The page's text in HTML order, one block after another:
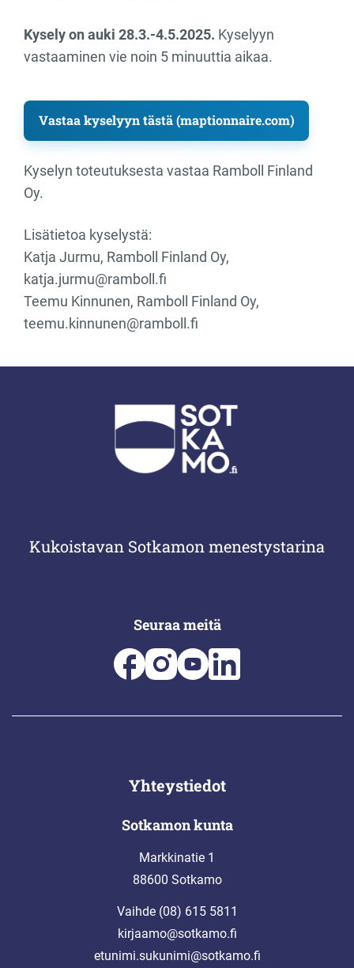
Kysely on auki 28.3.-4.5.2025. Kyselyyn
vastaaminen vie noin 5 minuuttia aikaa.
Vastaa kyselyyn tästä (maptionnaire.com)
Kyselyn toteutuksesta vastaa Ramboll Finland
Oy.
Lisätietoa kyselystä:
Katja Jurmu, Ramboll Finland Oy,
katja.jurmu@ramboll.fi
Teemu Kinnunen, Ramboll Finland Oy,
teemu.kinnunen@ramboll.fi
Kukoistavan Sotkamon menestystarina
Seuraa meitä
Yhteystiedot
Sotkamon kunta
Markkinatie 1
88600 Sotkamo
Vaihde (08) 615 5811
kirjaamo@sotkamo.fi
etunimi.sukunimi@sotkamo.fi